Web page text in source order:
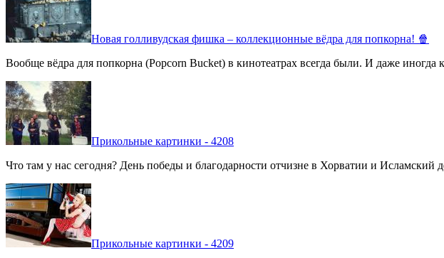
Новая голливудская фишка – коллекционные вёдра для попкорна! 🍿
Вообще вёдра для попкорна (Popcorn Bucket) в кинотеатрах всегда были. И даже
Прикольные картинки - 4208
Что там у нас сегодня? День победы и благодарности отчизне в Хорватии и
Прикольные картинки - 4209